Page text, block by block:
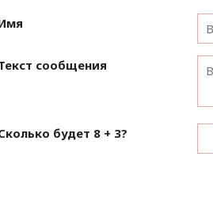
сообщения
будет 8 + 3?